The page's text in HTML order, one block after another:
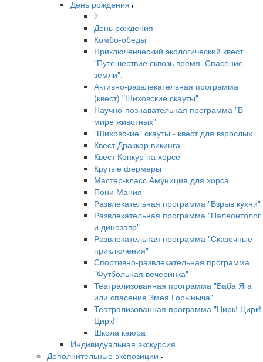
День рождения
День рождения
Комбо-обеды
Приключенческий экологический квест
"Путешествие сквозь время. Спасение
земли".
Активно-развлекательная программа
(квест) "Шиховские скауты"
Научно-познавательная программа "В
мире животных"
"Шиховские" скауты - квест для взрослых
Квест Драккар викинга
Квест Конкур на хорсе
Крутые фермеры
Мастер-класс Амуниция для хорса
Пони Мания
Развлекательная программа "Взрыв кухни"
Развлекательная программа "Палеонтолог
и динозавр"
Развлекательная программа "Сказочные
приключения"
Спортивно-развлекательная программа
"Футбольная вечеринка"
Театрализованная программа "Баба Яга
или спасение Змея Горыныча"
Театрализованная программа "Цирк! Цирк!
Цирк!"
Школа каюра
Индивидуальная экскурсия
Дополнительные экспозиции